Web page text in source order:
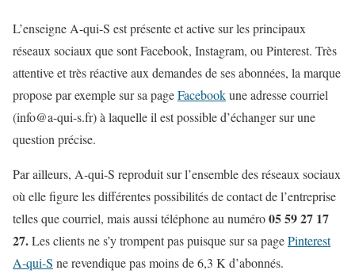
L’enseigne A-qui-S est présente et active sur les principaux
réseaux sociaux que sont Facebook, Instagram, ou Pinterest. Très
attentive et très réactive aux demandes de ses abonnées, la marque
propose par exemple sur sa pageFacebookune adresse courriel
(info@a-qui-s.fr) à laquelle il est possible d’échanger sur une
question précise.
Par ailleurs, A-qui-S reproduit sur l’ensemble des réseaux sociaux
où elle figure les différentes possibilités de contact de l’entreprise
telles que courriel, mais aussi téléphone au numéro05 59 27 17
27.Les clients ne s’y trompent pas puisque sur sa pagePinterest
A-qui-S ne revendique pas moins de 6,3 K d’abonnés.